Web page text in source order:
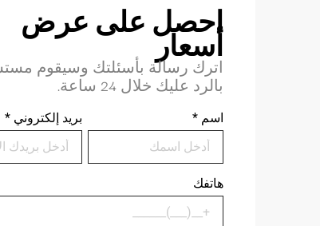
احصل على عرض
أسعار
اترك رسالة بأسئلتك وسيقوم
بالرد عليك خلال 24 ساعة.
اسم * بريد إلكتروني *
هاتفك